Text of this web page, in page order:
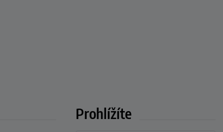
Prohlížíte